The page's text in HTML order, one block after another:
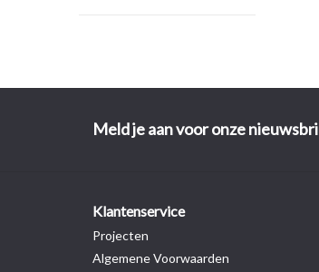
Meld je aan voor onze
Klantenservice
Projecten
Algemene Voorwaarden